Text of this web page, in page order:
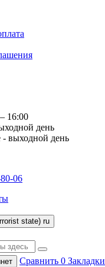
16:00
день
- выходной день
06
ru
Сравнить 0 Закладки